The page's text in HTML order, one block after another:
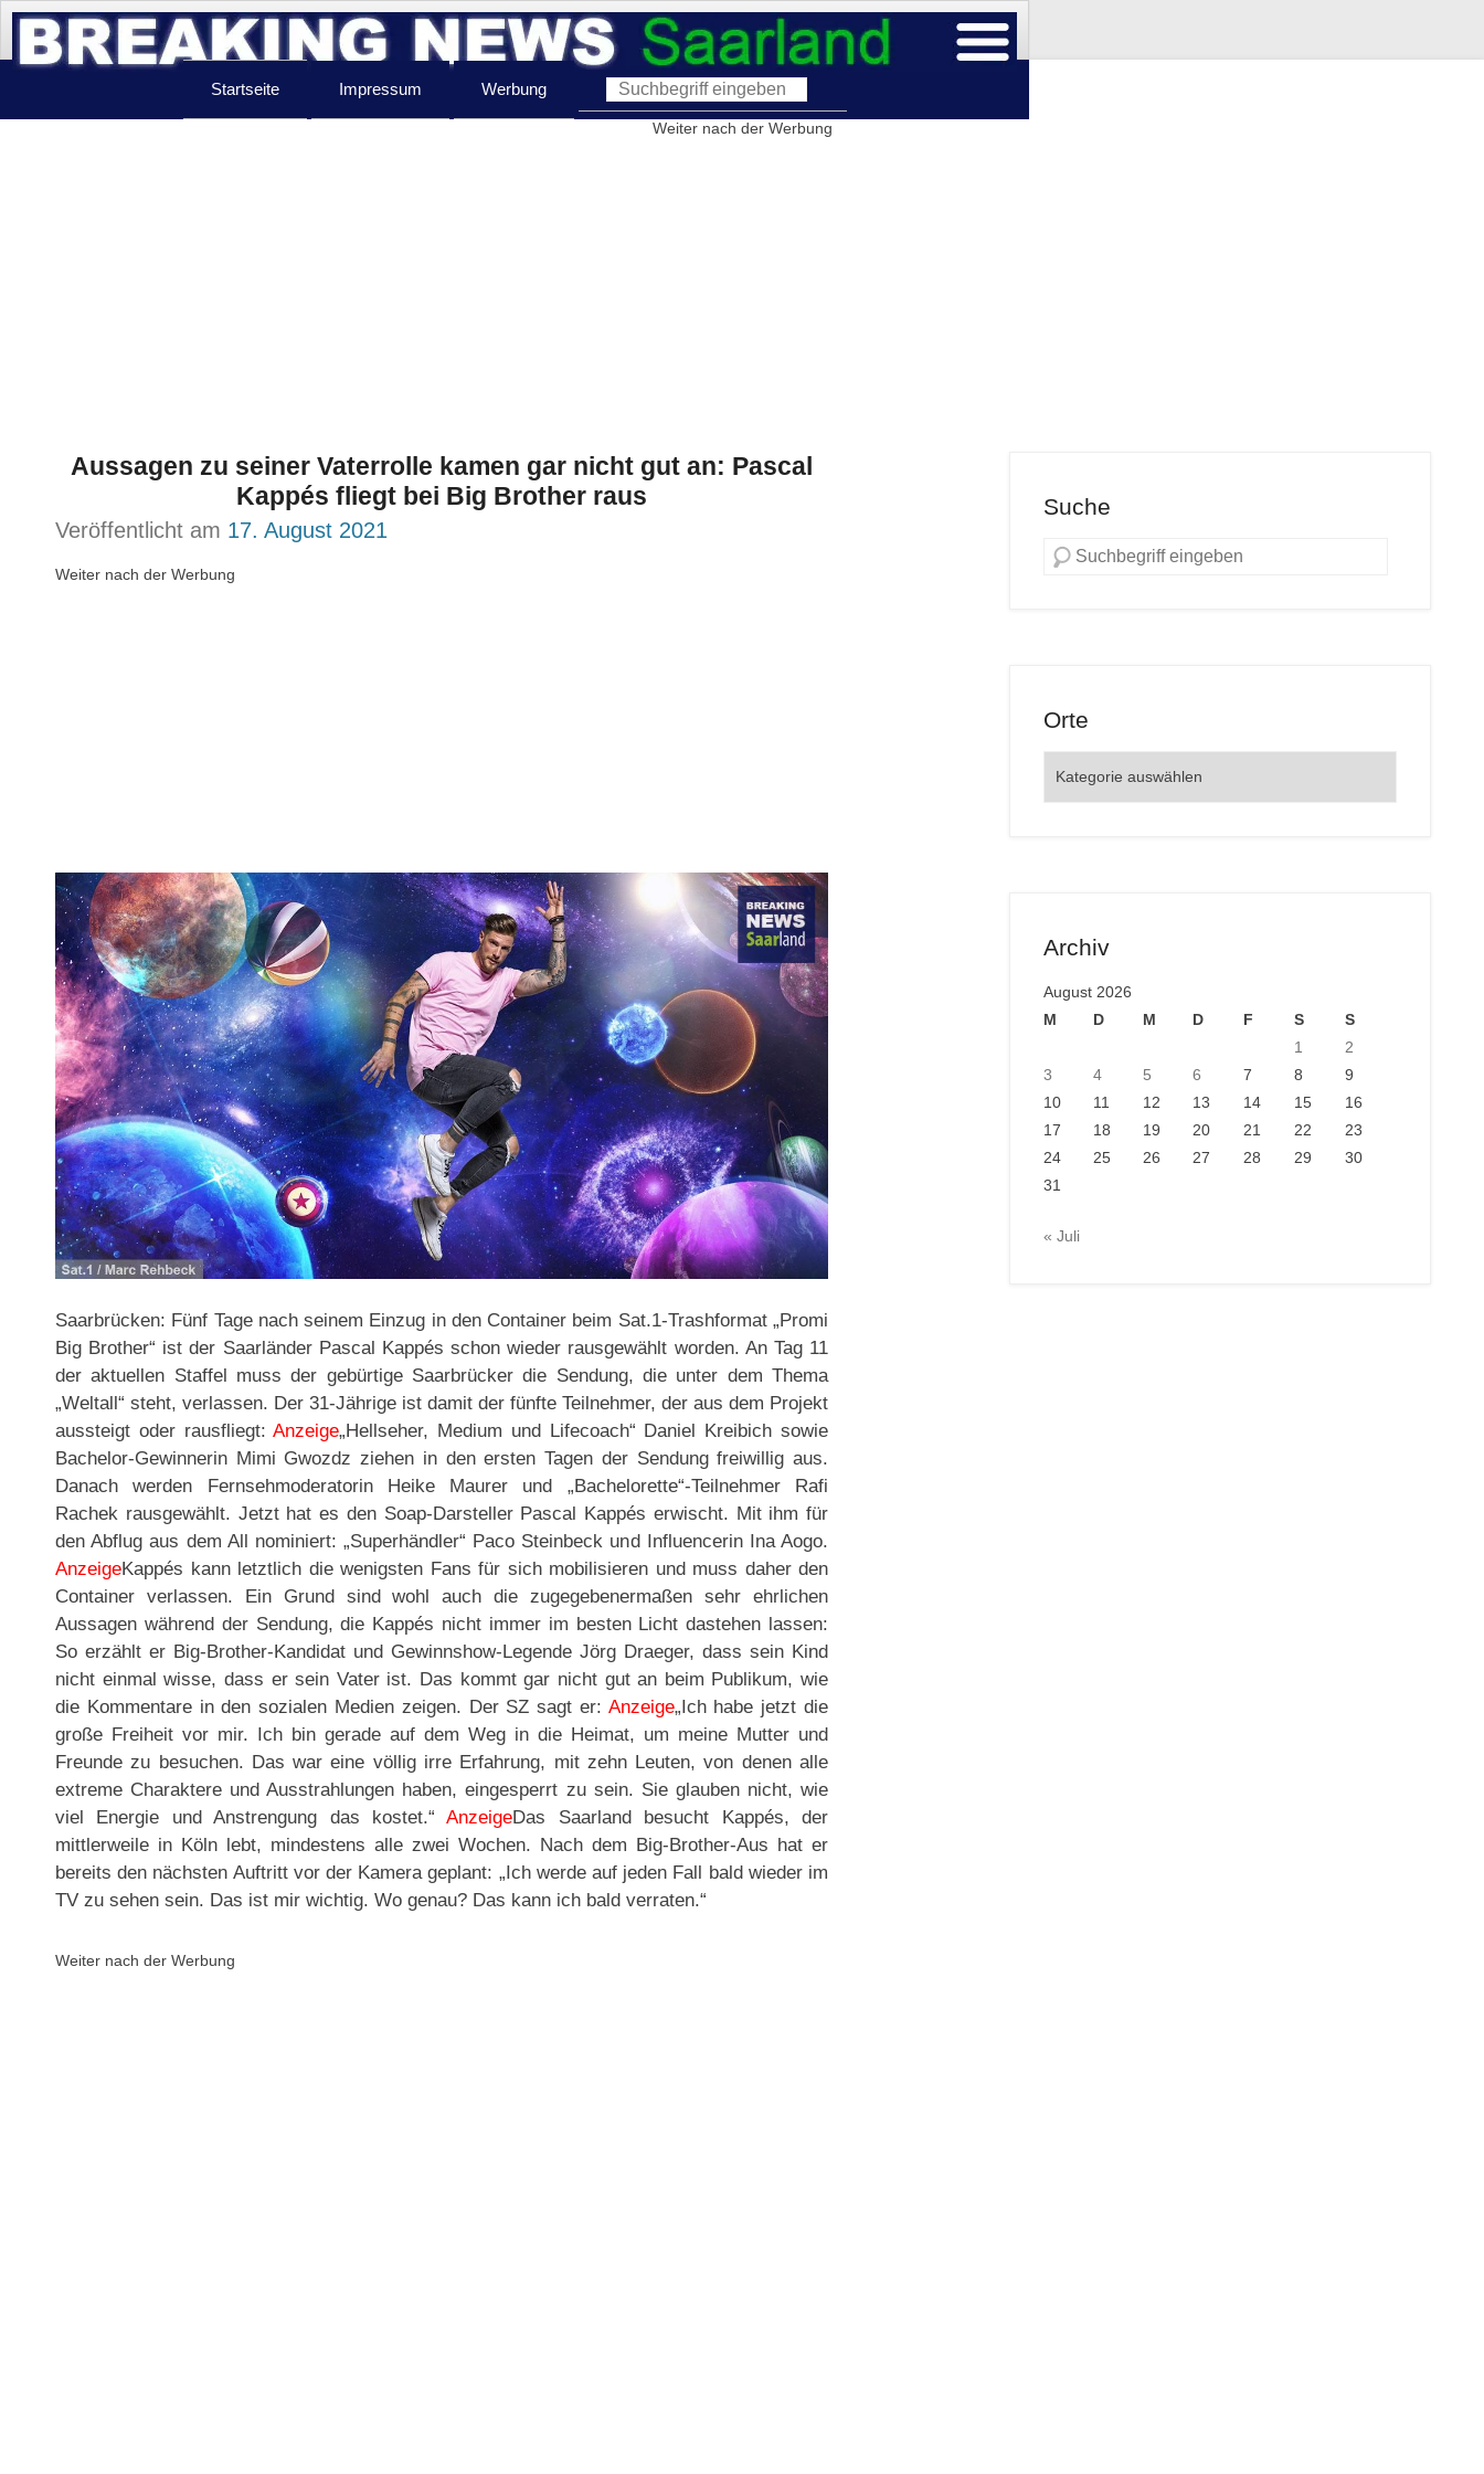
Startseite Impressum Werbung
Weiter nach der Werbung
Aussagen zu seiner Vaterrolle kamen gar nicht gut an: Pascal
Kappés fliegt bei Big Brother raus
Veröffentlicht am 17. August 2021
Weiter nach der Werbung
Saarbrücken: Fünf Tage nach seinem Einzug in den Container beim Sat.1-Trashformat „Promi
Big Brother“ ist der Saarländer Pascal Kappés schon wieder rausgewählt worden. An Tag 11
der aktuellen Staffel muss der gebürtige Saarbrücker die Sendung, die unter dem Thema
„Weltall“ steht, verlassen. Der 31-Jährige ist damit der fünfte Teilnehmer, der aus dem Projekt
aussteigt oder rausfliegt:Anzeige„Hellseher, Medium und Lifecoach“ Daniel Kreibich sowie
Bachelor-Gewinnerin Mimi Gwozdz ziehen in den ersten Tagen der Sendung freiwillig aus.
Danach werden Fernsehmoderatorin Heike Maurer und „Bachelorette“-Teilnehmer Rafi
Rachek rausgewählt. Jetzt hat es den Soap-Darsteller Pascal Kappés erwischt. Mit ihm für
den Abflug aus dem All nominiert: „Superhändler“ Paco Steinbeck und Influencerin Ina Aogo.
AnzeigeKappés kann letztlich die wenigsten Fans für sich mobilisieren und muss daher den
Container verlassen. Ein Grund sind wohl auch die zugegebenermaßen sehr ehrlichen
Aussagen während der Sendung, die Kappés nicht immer im besten Licht dastehen lassen:
So erzählt er Big-Brother-Kandidat und Gewinnshow-Legende Jörg Draeger, dass sein Kind
nicht einmal wisse, dass er sein Vater ist. Das kommt gar nicht gut an beim Publikum, wie
die Kommentare in den sozialen Medien zeigen. Der SZ sagt er: Anzeige„Ich habe jetzt die
große Freiheit vor mir. Ich bin gerade auf dem Weg in die Heimat, um meine Mutter und
Freunde zu besuchen. Das war eine völlig irre Erfahrung, mit zehn Leuten, von denen alle
extreme Charaktere und Ausstrahlungen haben, eingesperrt zu sein. Sie glauben nicht, wie
viel Energie und Anstrengung das kostet.“AnzeigeDas Saarland besucht Kappés, der
mittlerweile in Köln lebt, mindestens alle zwei Wochen. Nach dem Big-Brother-Aus hat er
bereits den nächsten Auftritt vor der Kamera geplant: „Ich werde auf jeden Fall bald wieder im
TV zu sehen sein. Das ist mir wichtig. Wo genau? Das kann ich bald verraten.“
Weiter nach der Werbung
Suche
Orte
Archiv
August 2026
M
D M D F S
S
1
2
3
4 5 6 7 8
9
10
11 12 13 14 15
16
17
18 19 20 21 22
23
24
25 26 27 28 29
30
31
« Juli